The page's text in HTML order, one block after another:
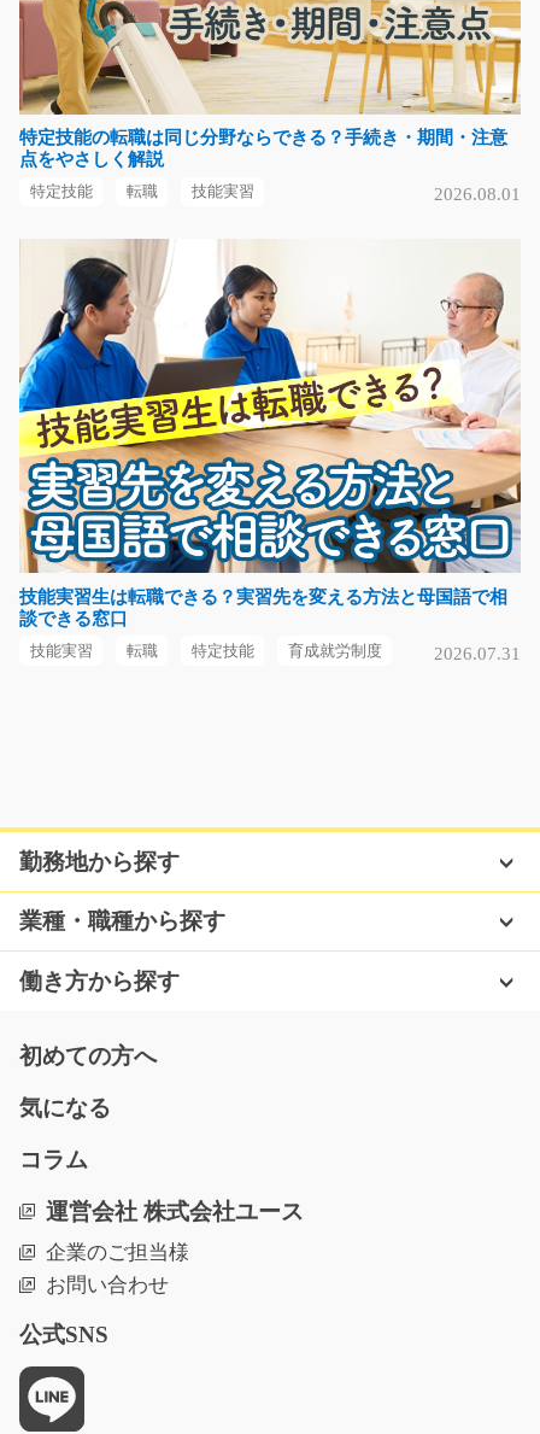
時給1050円
栃木県栃木市
気になる
(長期安定の高収入)バスタブの加工・検査/y04_00
急募
お仕事はかんたん！！バスタブの塗装前の加工と検査で
す。拭いたり、磨い…
長期（3ヶ月以上）
時給1200円～1500円
栃木県芳賀郡芳賀町
気になる
【急募】事務のお仕事/t03_00735
難しい作業もなく自分のペースでお仕事できますよ
(*^^)v 大人気お仕事です…
長期（3ヶ月以上）
工場内での電子部品の組立/t03_01000
冷暖房完備の快適な工場内での電子部品の組立てのお仕
長期（3ヶ月以上）
時給1150円
いい仕事は続けられる！いい仕事ありましたか？いい仕
事ここにあります◎担…
長期（3ヶ月以上）
熊本県山鹿市
特定技能の転職は同じ分野ならできる？手続き・期間・注意
点をやさしく解説
特定技能 転職 技能実習 2026.08.01
技能実習生は転職できる？実習先を変える方法と母国語で相
談できる窓口
技能実習 転職 特定技能 育成就労制度 2026.07.31
勤務地から探す
業種・職種から探す
働き方から探す
初めての方へ
気になる
コラム
運営会社 株式会社ユース
企業のご担当様
お問い合わせ
公式SNS